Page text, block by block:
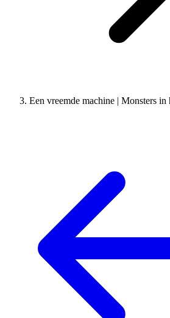
Een vreemde machine | Monsters in